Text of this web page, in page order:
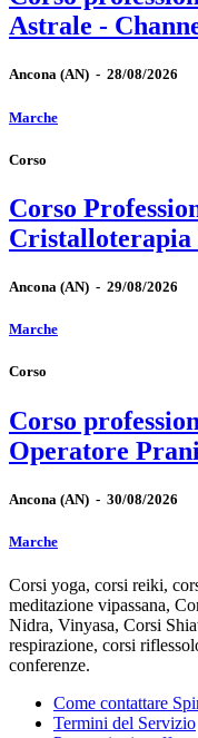
Astrale -
Ancona (AN) - 28/08/2026
Marche
Corso
Corso
Cristalloterapia
Ancona (AN) - 29/08/2026
Marche
Corso
Corso
Operatore
Ancona (AN) - 30/08/2026
Marche
Corsi yoga, corsi reiki,
meditazione vipassana,
Nidra, Vinyasa, Corsi
respirazione, corsi
conferenze.
Come contattare
Termini del Servizio